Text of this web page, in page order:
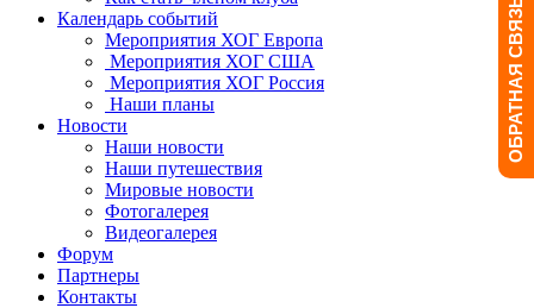
Календарь событий
Мероприятия ХОГ Европа
Мероприятия ХОГ США
Мероприятия ХОГ Россия
Наши планы
Новости
Наши новости
Наши путешествия
Мировые новости
Фотогалерея
Видеогалерея
Форум
Партнеры
Контакты
ОБРАТНАЯ СВЯЗЬ